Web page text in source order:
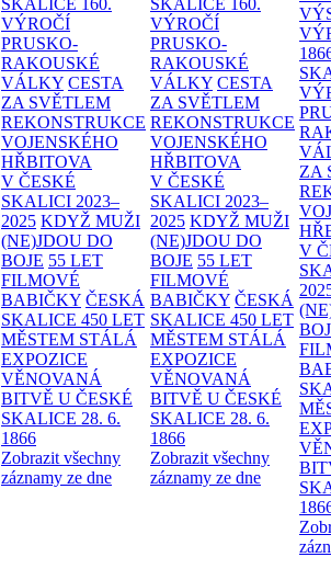
SKALICE 160.
VÝROČÍ
PRUSKO-
RAKOUSKÉ
VÁLKY CESTA
ZA SVĚTLEM
REKONSTRUKCE
VOJENSKÉHO
HŘBITOVA
V ČESKÉ
SKALICI 2023–
2025 KDYŽ MUŽI
(NE)JDOU DO
BOJE 55 LET
FILMOVÉ
BABIČKY ČESKÁ
SKALICE 450 LET
MĚSTEM STÁLÁ
EXPOZICE
VĚNOVANÁ
BITVĚ U ČESKÉ
SKALICE 28. 6.
1866
Zobrazit všechny
záznamy ze dne
SKALICE 160.
VÝROČÍ
PRUSKO-
RAKOUSKÉ
VÁLKY CESTA
ZA SVĚTLEM
REKONSTRUKCE
VOJENSKÉHO
HŘBITOVA
V ČESKÉ
SKALICI 2023–
2025 KDYŽ MUŽI
(NE)JDOU DO
BOJE 55 LET
FILMOVÉ
BABIČKY ČESKÁ
SKALICE 450 LET
MĚSTEM STÁLÁ
EXPOZICE
VĚNOVANÁ
BITVĚ U ČESKÉ
SKALICE 28. 6.
1866
Zobrazit všechny
záznamy ze dne
ZA
V